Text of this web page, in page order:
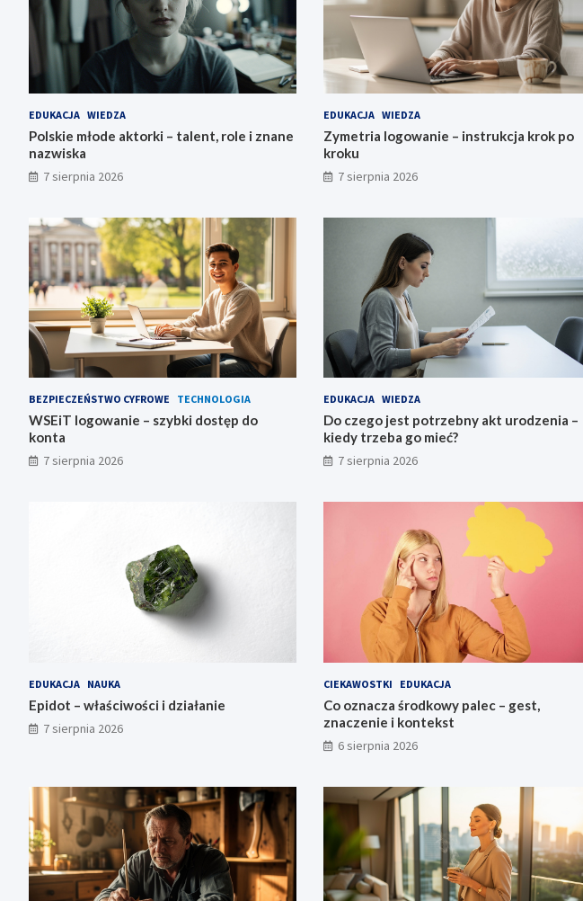
EDUKACJA WIEDZA
Polskie młode aktorki – talent, role i znane
nazwiska
7 sierpnia 2026
EDUKACJA WIEDZA
Zymetria logowanie – instrukcja krok po
kroku
7 sierpnia 2026
BEZPIECZEŃSTWO CYFROWE TECHNOLOGIA
WSEiT logowanie – szybki dostęp do
konta
7 sierpnia 2026
EDUKACJA WIEDZA
Do czego jest potrzebny akt urodzenia –
kiedy trzeba go mieć?
7 sierpnia 2026
EDUKACJA NAUKA
Epidot – właściwości i działanie
7 sierpnia 2026
CIEKAWOSTKI EDUKACJA
Co oznacza środkowy palec – gest,
znaczenie i kontekst
6 sierpnia 2026